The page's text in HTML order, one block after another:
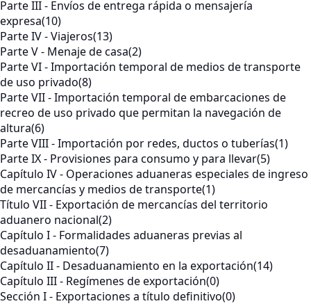
Parte III - Envíos de entrega rápida o mensajería
expresa(10)
Parte IV - Viajeros(13)
Parte V - Menaje de casa(2)
Parte VI - Importación temporal de medios de transporte
de uso privado(8)
Parte VII - Importación temporal de embarcaciones de
recreo de uso privado que permitan la navegación de
altura(6)
Parte VIII - Importación por redes, ductos o tuberías(1)
Parte IX - Provisiones para consumo y para llevar(5)
Capítulo IV - Operaciones aduaneras especiales de ingreso
de mercancías y medios de transporte(1)
Título VII - Exportación de mercancías del territorio
aduanero nacional(2)
Capítulo I - Formalidades aduaneras previas al
desaduanamiento(7)
Capítulo II - Desaduanamiento en la exportación(14)
Capítulo III - Regímenes de exportación(0)
Sección I - Exportaciones a título definitivo(0)